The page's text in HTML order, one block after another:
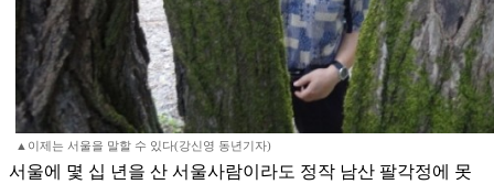
▲이제는 서울을 말할 수 있다(강신영 동년기자)
서울에 몇 십 년을 산 서울사람이라도 정작 남산 팔각정에 못